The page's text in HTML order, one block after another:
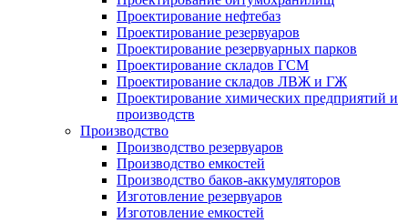
Проектирование нефтебаз
Проектирование резервуаров
Проектирование резервуарных парков
Проектирование складов ГСМ
Проектирование складов ЛВЖ и ГЖ
Проектирование химических предприятий и
производств
Производство
Производство резервуаров
Производство емкостей
Производство баков-аккумуляторов
Изготовление резервуаров
Изготовление емкостей